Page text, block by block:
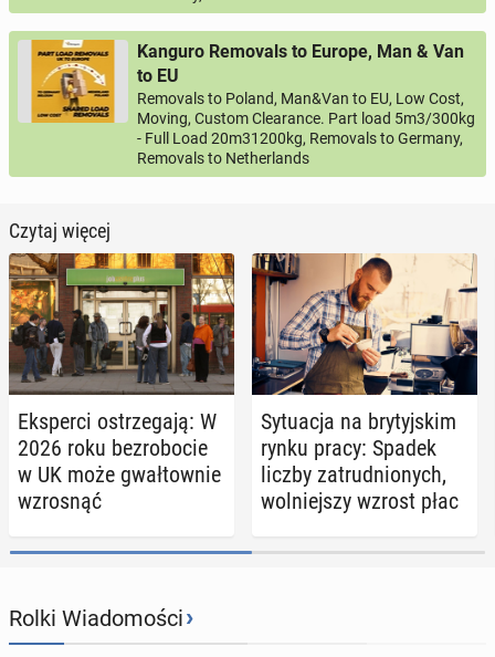
Kanguro Removals to Europe, Man & Van
to EU
Removals to Poland, Man&Van to EU, Low Cost,
Moving, Custom Clearance. Part load 5m3/300kg
- Full Load 20m31200kg, Removals to Germany,
Removals to Netherlands
Czytaj więcej
Eks­per­ci ostrze­ga­ją: W
2026 roku bez­ro­bo­cie
w UK może gwał­tow­nie
wzro­snąć
Sy­tu­acja na bry­tyj­skim
rynku pracy: Spadek
liczby za­trud­nio­nych,
wol­niej­szy wzrost płac
Rolki Wiadomości›